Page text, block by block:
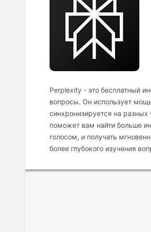
Perplexity - это бесплатный
вопросы. Он использует мощь
синхронизируется на
поможет вам найти больше
голосом, и получать
более глубокого изучения